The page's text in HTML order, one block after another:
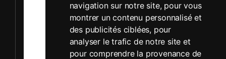
navigation sur notre site, pour vous
montrer un contenu personnalisé et
des publicités ciblées, pour
analyser le trafic de notre site et
pour comprendre la provenance de